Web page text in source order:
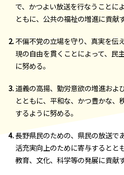
で、かつよい放送を行なうことに
ともに、公共の福祉の増進に貢献
不偏不党の立場を守り、真実を伝
現の自由を貫くことによって、民
に努める。
道義の高揚、勤労意欲の増進およ
とともに、平和な、かつ豊かな、
するように努める。
長野県民のための、県民の放送で
活充実向上のために寄与するとと
教育、文化、科学等の発展に貢献